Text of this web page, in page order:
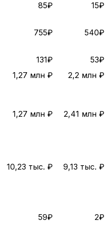
85₽ 15₽
755₽ 540₽
131₽
53₽
1,27 млн ₽ 2,2 млн ₽
1,27 млн ₽ 2,41 млн ₽
10,23 тыс. ₽ 9,13 тыс. ₽
59₽ 2₽